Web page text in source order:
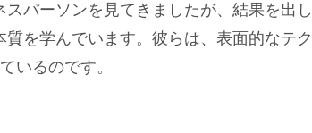
パーソンを見てきましたが、結果を出
を学んでいます。彼らは、表面的なテ
いるのです。